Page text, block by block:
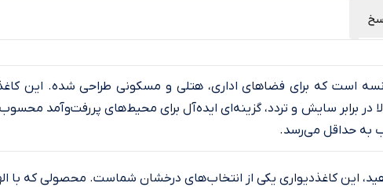
است که برای فضاهای اداری، هتلی و مسکونی طراحی شده. این
به حداقل می‌رسد.
این کاغذدیواری یکی از انتخاب‌های درخشان شماست. محصولی که با